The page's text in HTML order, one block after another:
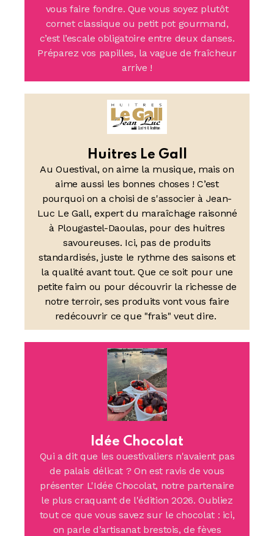
vous faire fondre. Que vous soyez plutôt
cornet classique ou petit pot gourmand,
c’est l’escale obligatoire entre deux danses.
Préparez vos papilles, la vague de fraîcheur
arrive !
Huitres Le Gall
Au Ouestival, on aime la musique, mais on
aime aussi les bonnes choses ! C’est
pourquoi on a choisi de s'associer à Jean-
Luc Le Gall, expert du maraîchage raisonné
à Plougastel-Daoulas, pour des huitres
savoureuses. Ici, pas de produits
standardisés, juste le rythme des saisons et
la qualité avant tout. Que ce soit pour une
petite faim ou pour découvrir la richesse de
notre terroir, ses produits vont vous faire
redécouvrir ce que "frais" veut dire.
Idée Chocolat
Qui a dit que les ouestivaliers n'avaient pas
de palais délicat ? On est ravis de vous
présenter L'Idée Chocolat, notre partenaire
le plus craquant de l'édition 2026. Oubliez
tout ce que vous savez sur le chocolat : ici,
on parle d’artisanat brestois, de fèves